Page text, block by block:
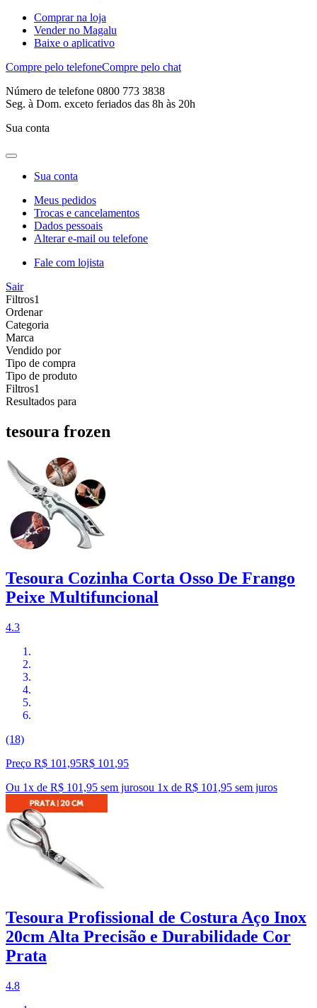
Comprar na loja
Vender no Magalu
Baixe o aplicativo
Compre pelo telefoneCompre pelo chat
Número de telefone 0800 773 3838
Seg. à Dom. exceto feriados das 8h às 20h
Sua conta
Sua conta
Meus pedidos
Trocas e cancelamentos
Dados pessoais
Alterar e-mail ou telefone
Fale com lojista
Sair
Filtros1
Ordenar
Categoria
Marca
Vendido por
Tipo de compra
Tipo de produto
Filtros1
Resultados para
tesoura frozen
Tesoura Cozinha Corta Osso De Frango
Peixe Multifuncional
4.3
(18)
Preço R$ 101,95R$ 101 ,95
Ou 1x de R$ 101,95 sem jurosou 1x de R$ 101,95 sem juros
Tesoura Profissional de Costura Aço Inox
20cm Alta Precisão e Durabilidade Cor
Prata
4.8